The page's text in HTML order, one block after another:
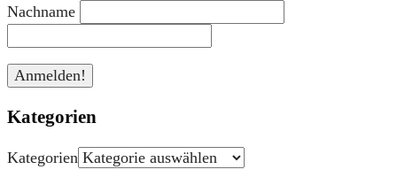
Nachname
Kategorien
Kategorien